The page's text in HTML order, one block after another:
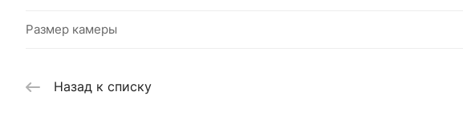
Размер камеры
Назад к списку